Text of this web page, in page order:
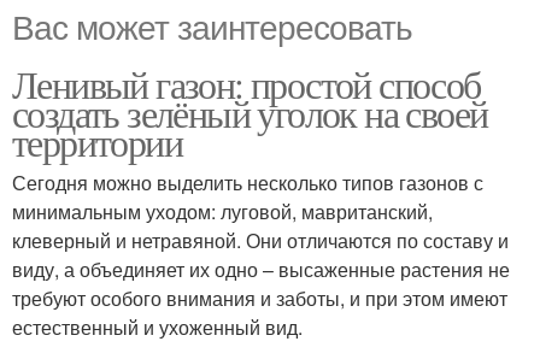
Вас может заинтересовать
Ленивый газон: простой способ
создать зелёный уголок на своей
территории
Сегодня можно выделить несколько типов газонов с
минимальным уходом: луговой, мавританский,
клеверный и нетравяной. Они отличаются по составу и
виду, а объединяет их одно – высаженные растения не
требуют особого внимания и заботы, и при этом имеют
естественный и ухоженный вид.